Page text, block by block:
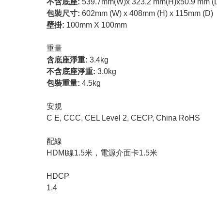
包裝尺寸: 602mm (W) x 408mm (H) x 115mm (D)
壁掛: 100mm X 100mm
重量
含底座淨重: 3.4kg
不含底座淨重: 3.0kg
包裝重量: 4.5kg
安規
C E, CCC, CEL Level 2, CECP, China RoHS
配線
HDMI線1.5米，電源介面卡1.5米
HDCP
1.4